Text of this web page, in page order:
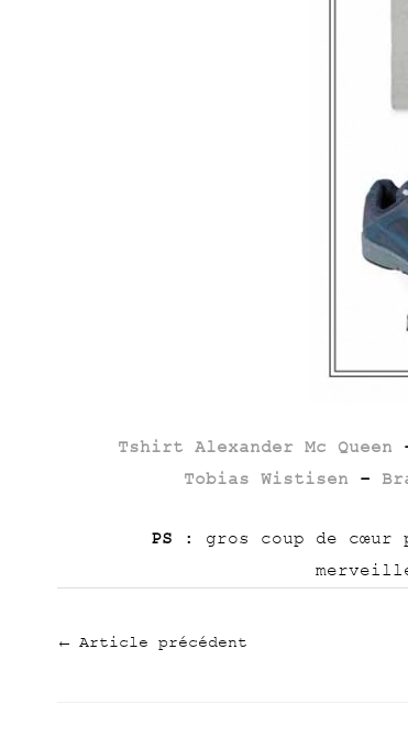
Tshirt Alexander Mc Queen
Tobias Wistisen –
PS : gros coup de cœur
← Article précédent